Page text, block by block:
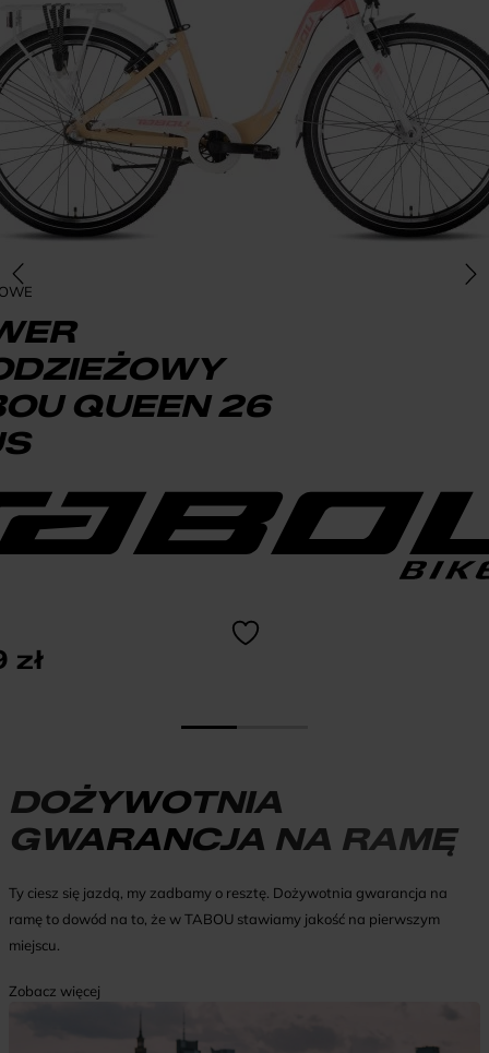
QUEEN 26
zł
DOŻYWOTNIA
GWARANCJA NA RAMĘ
Ty ciesz się jazdą, my zadbamy o resztę. Dożywotnia gwarancja na
ramę to dowód na to, że w TABOU stawiamy jakość na pierwszym
miejscu.
Zobacz więcej